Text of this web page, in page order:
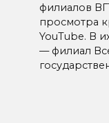
филиалов
просмотра
YouTube. В
— филиал